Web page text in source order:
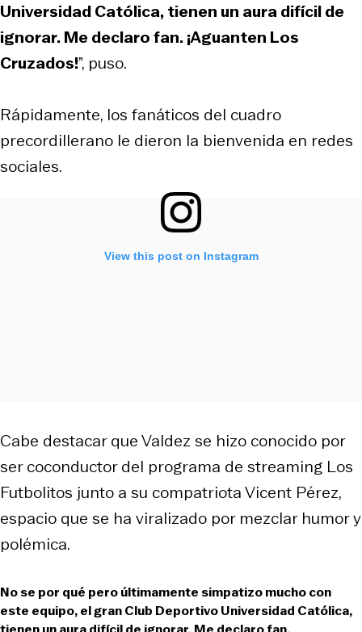
View this post on Instagram
Universidad Católica, tienen un aura difícil de
ignorar. Me declaro fan. ¡Aguanten Los
Cruzados!”, puso.
Rápidamente, los fanáticos del cuadro
precordillerano le dieron la bienvenida en redes
sociales.
Cabe destacar que Valdez se hizo conocido por
ser coconductor del programa de streaming Los
Futbolitos junto a su compatriota Vicent Pérez,
espacio que se ha viralizado por mezclar humor y
polémica.
No se por qué pero últimamente simpatizo mucho con
este equipo, el gran Club Deportivo Universidad Católica,